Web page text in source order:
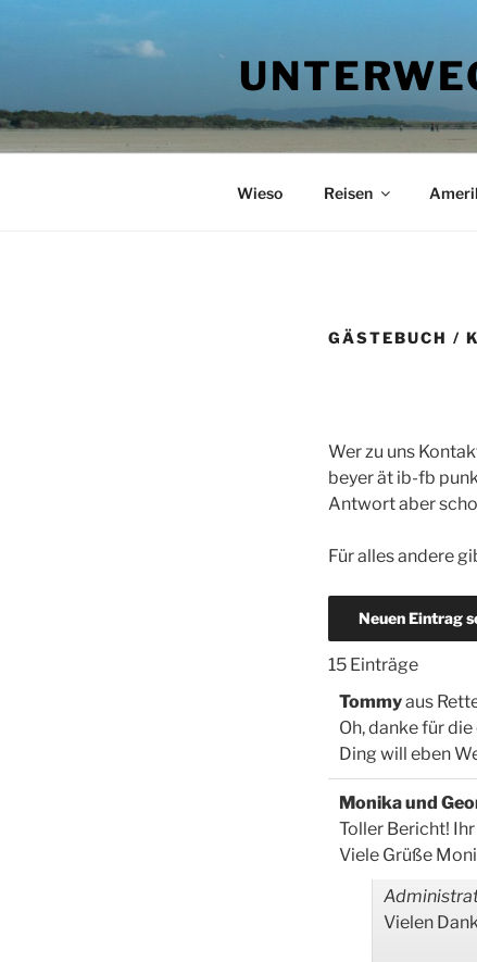
Wieso Reisen
GÄSTEBUCH /
Wer zu uns
beyer ät ib-fb
Antwort aber
Für alles andere
15 Einträge
Tommyaus
Oh, danke für
Ding will eben
Monika und
Toller Bericht!
Viele Grüße
Vielen Dank